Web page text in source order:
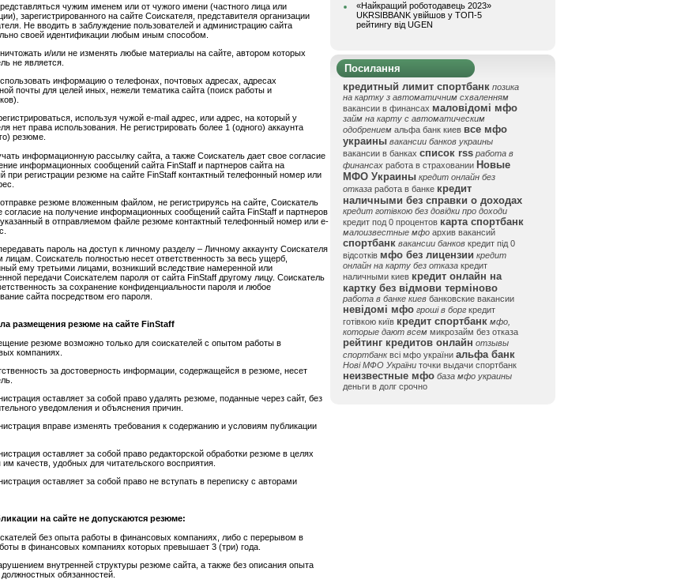
чужим именем или от чужого имени (частного лица или
зарегистрированного на сайте Соискателя, представителя организации
Не вводить в заблуждение пользователей и администрацию cайта
своей идентификации любым иным способом.
и/или не изменять любые материалы на сайте, автором которых
не является.
информацию о телефонах, почтовых адресах, адресах
почты для целей иных, нежели тематика сайта (поиск работы и
используя чужой e-mail адрес, или адрес, на который у
нет права использования. Не регистрировать более 1 (одного) аккаунта
резюме.
информационную рассылку сайта, а также Соискатель дает свое согласие
информационных сообщений сайта FinStaff и партнеров сайта на
при регистрации резюме на сайте FinStaff контактный телефонный номер или
резюме вложенным файлом, не регистрируясь на сайте, Соискатель
согласие на получение информационных сообщений сайта FinStaff и партнеров
в отправляемом файле резюме контактный телефонный номер или e-
пароль на доступ к личному разделу – Личному аккаунту Соискателя
лицам. Соискатель полностью несет ответственность за весь ущерб,
ему третьими лицами, возникший вследствие намеренной или
передачи Соискателем пароля от сайта FinStaff другому лицу. Соискатель
за сохранение конфиденциальности пароля и любое
сайта посредством его пароля.
размещения резюме на сайте FinStaff
резюме возможно только для соискателей с опытом работы в
компаниях.
за достоверность информации, содержащейся в резюме, несет
оставляет за собой право удалять резюме, поданные через сайт, без
уведомления и объяснения причин.
вправе изменять требования к содержанию и условиям публикации
оставляет за собой право редакторской обработки резюме в целях
им качеств, удобных для читательского восприятия.
оставляет за собой право не вступать в переписку с авторами
на сайте не допускаются резюме:
без опыта работы в финансовых компаниях, либо с перерывом в
в финансовых компаниях которых превышает 3 (три) года.
внутренней структуры резюме сайта, а также без описания опыта
обязанностей.
«Найкращий роботодавець 2023»
UKRSIBBANK увійшов у ТОП-5
рейтингу від UGEN
Посилання
кредитный лимит спортбанк позика
на картку з автоматичним схваленням
вакансии в финансах маловідомі мфо
займ на карту с автоматическим
одобрением альфа банк киев все мфо
украины вакансии банков украины
вакансии в банках список rss работа в
финансах работа в страховании Новые
МФО Украины кредит онлайн без
отказа работа в банке кредит
наличными без справки о доходах
кредит готівкою без довідки про доходи
кредит под 0 процентов карта спортбанк
малоизвестные мфо архив вакансий
спортбанк вакансии банков кредит під 0
відсотків мфо без лицензии кредит
онлайн на карту без отказа кредит
наличными киев кредит онлайн на
картку без відмови терміново
работа в банке киев банковские вакансии
невідомі мфо гроші в борг кредит
готівкою київ кредит спортбанк мфо,
которые дают всем микрозайм без отказа
рейтинг кредитов онлайн отзывы
спортбанк всі мфо україни альфа банк
Нові МФО України точки выдачи спортбанк
неизвестные мфо база мфо украины
деньги в долг срочно